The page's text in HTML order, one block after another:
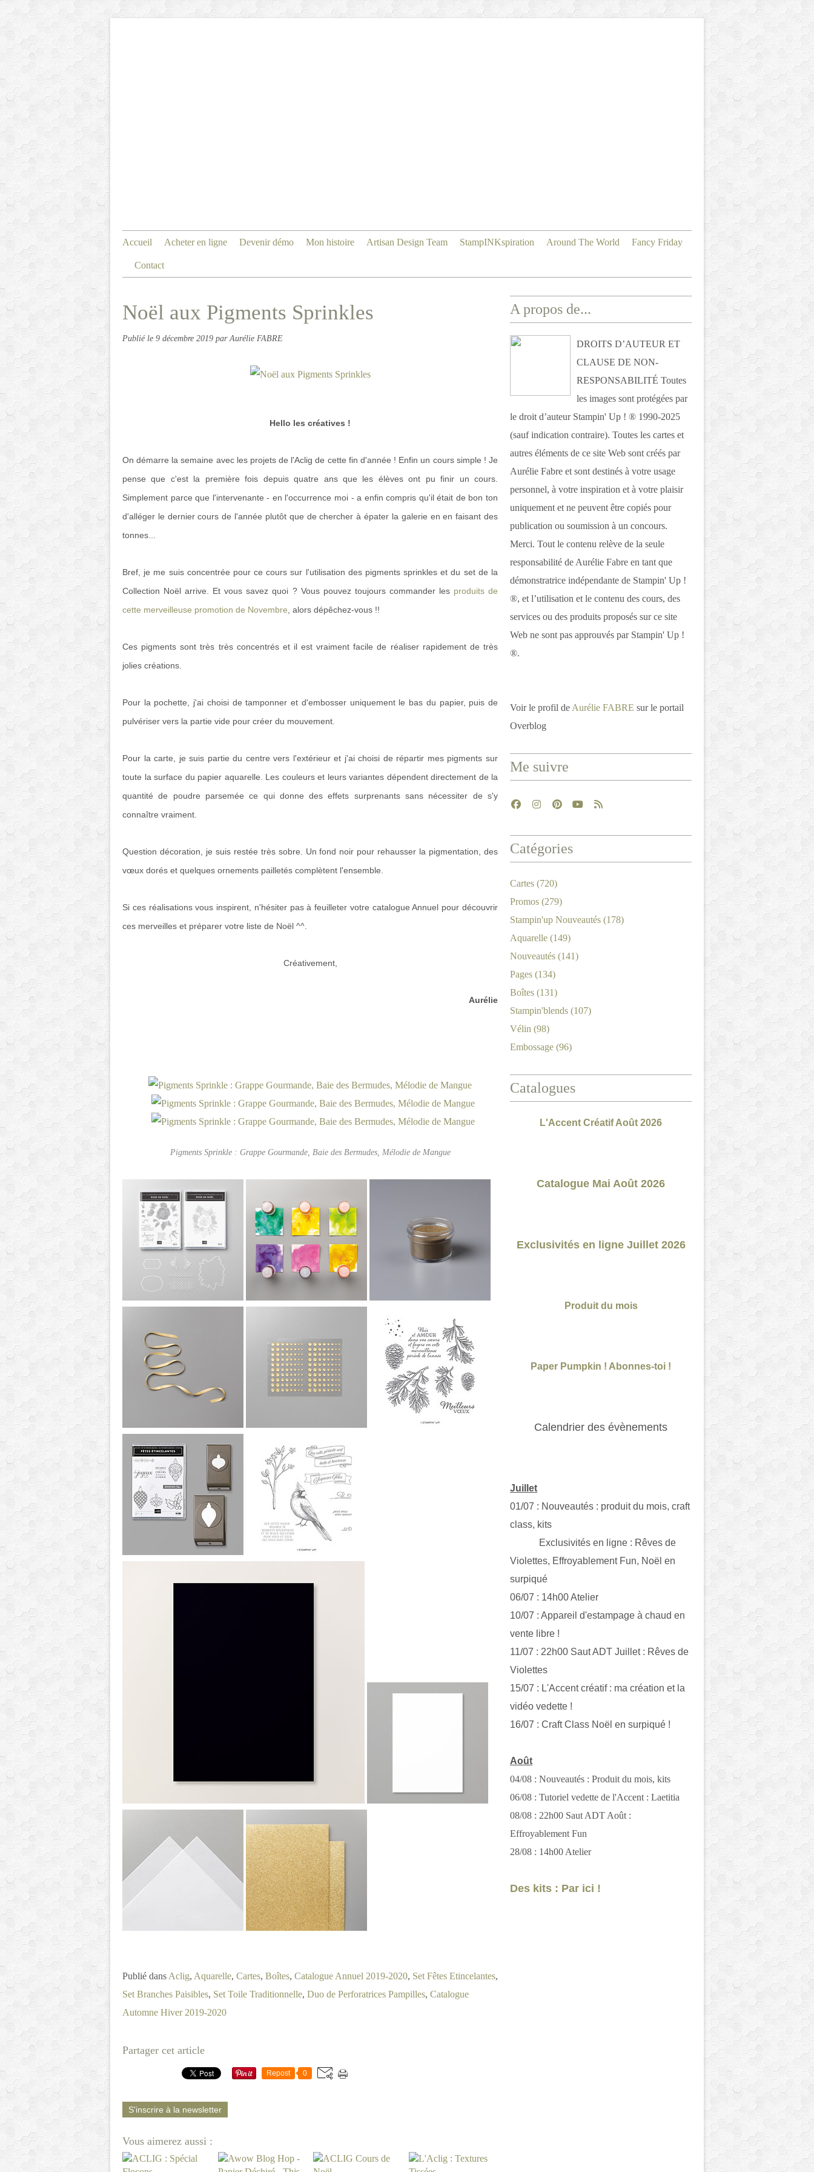
Accueil Acheter en ligne Devenir démo Mon histoire Artisan Design Team StampINKspiration Around The World Fancy Friday
Contact
Noël aux Pigments Sprinkles
Publié le 9 décembre 2019 par Aurélie FABRE
Hello les créatives !
On démarre la semaine avec les projets de l'Aclig de cette fin d'année ! Enfin un cours simple ! Je
pense que c'est la première fois depuis quatre ans que les élèves ont pu finir un cours.
Simplement parce que l'intervenante - en l'occurrence moi - a enfin compris qu'il était de bon ton
d'alléger le dernier cours de l'année plutôt que de chercher à épater la galerie en en faisant des
tonnes...
Bref, je me suis concentrée pour ce cours sur l'utilisation des pigments sprinkles et du set de la
Collection Noël arrive. Et vous savez quoi ? Vous pouvez toujours commander les produits de
cette merveilleuse promotion de Novembre , alors dépêchez-vous !!
Ces pigments sont très très concentrés et il est vraiment facile de réaliser rapidement de très
jolies créations.
Pour la pochette, j'ai choisi de tamponner et d'embosser uniquement le bas du papier, puis de
pulvériser vers la partie vide pour créer du mouvement.
Pour la carte, je suis partie du centre vers l'extérieur et j'ai choisi de répartir mes pigments sur
toute la surface du papier aquarelle. Les couleurs et leurs variantes dépendent directement de la
quantité de poudre parsemée ce qui donne des effets surprenants sans nécessiter de s'y
connaître vraiment.
Question décoration, je suis restée très sobre. Un fond noir pour rehausser la pigmentation, des
vœux dorés et quelques ornements pailletés complètent l'ensemble.
Si ces réalisations vous inspirent, n'hésiter pas à feuilleter votre catalogue Annuel pour découvrir
ces merveilles et préparer votre liste de Noël ^^.
Créativement,
Aurélie
Pigments Sprinkle : Grappe Gourmande, Baie des Bermudes, Mélodie de Mangue
Publié dans Aclig, Aquarelle, Cartes, Boîtes, Catalogue Annuel 2019-2020, Set Fêtes Etincelantes,
Set Branches Paisibles, Set Toile Traditionnelle, Duo de Perforatrices Pampilles, Catalogue
Automne Hiver 2019-2020
Partager cet article
Repost 0
S'inscrire à la newsletter
Vous aimerez aussi :
A propos de...
DROITS D’AUTEUR ET
CLAUSE DE NON-
RESPONSABILITÉ Toutes
les images sont protégées par
le droit d’auteur Stampin' Up ! ® 1990-2025
(sauf indication contraire). Toutes les cartes et
autres éléments de ce site Web sont créés par
Aurélie Fabre et sont destinés à votre usage
personnel, à votre inspiration et à votre plaisir
uniquement et ne peuvent être copiés pour
publication ou soumission à un concours.
Merci. Tout le contenu relève de la seule
responsabilité de Aurélie Fabre en tant que
démonstratrice indépendante de Stampin' Up !
®, et l’utilisation et le contenu des cours, des
services ou des produits proposés sur ce site
Web ne sont pas approuvés par Stampin' Up !
®.
Voir le profil de Aurélie FABRE sur le portail
Overblog
Me suivre
Catégories
Cartes (720)
Promos (279)
Stampin'up Nouveautés (178)
Aquarelle (149)
Nouveautés (141)
Pages (134)
Boîtes (131)
Stampin'blends (107)
Vélin (98)
Embossage (96)
Catalogues
L'Accent Créatif Août 2026
Catalogue Mai Août 2026
Exclusivités en ligne Juillet 2026
Produit du mois
Paper Pumpkin ! Abonnes-toi !
Calendrier des évènements
Juillet
01/07 : Nouveautés : produit du mois, craft
class, kits
Exclusivités en ligne : Rêves de
Violettes, Effroyablement Fun, Noël en
surpiqué
06/07 : 14h00 Atelier
10/07 : Appareil d'estampage à chaud en
vente libre !
11/07 : 22h00 Saut ADT Juillet : Rêves de
Violettes
15/07 : L'Accent créatif : ma création et la
vidéo vedette !
16/07 : Craft Class Noël en surpiqué !
Août
04/08 : Nouveautés : Produit du mois, kits
06/08 : Tutoriel vedette de l'Accent : Laetitia
08/08 : 22h00 Saut ADT Août :
Effroyablement Fun
28/08 : 14h00 Atelier
Des kits : Par ici !